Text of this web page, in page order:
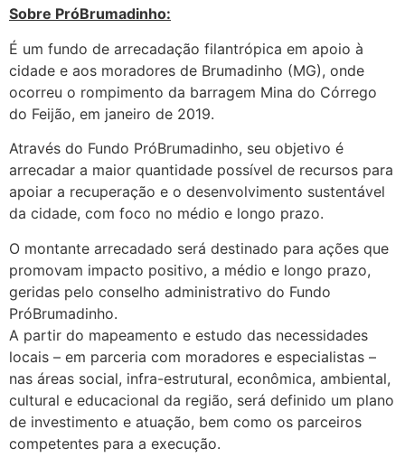
Sobre PróBrumadinho:
É um fundo de arrecadação filantrópica em apoio à
cidade e aos moradores de Brumadinho (MG), onde
ocorreu o rompimento da barragem Mina do Córrego
do Feijão, em janeiro de 2019.
Através do Fundo PróBrumadinho, seu objetivo é
arrecadar a maior quantidade possível de recursos para
apoiar a recuperação e o desenvolvimento sustentável
da cidade, com foco no médio e longo prazo.
O montante arrecadado será destinado para ações que
promovam impacto positivo, a médio e longo prazo,
geridas pelo conselho administrativo do Fundo
PróBrumadinho.
A partir do mapeamento e estudo das necessidades
locais – em parceria com moradores e especialistas –
nas áreas social, infra-estrutural, econômica, ambiental,
cultural e educacional da região, será definido um plano
de investimento e atuação, bem como os parceiros
competentes para a execução.